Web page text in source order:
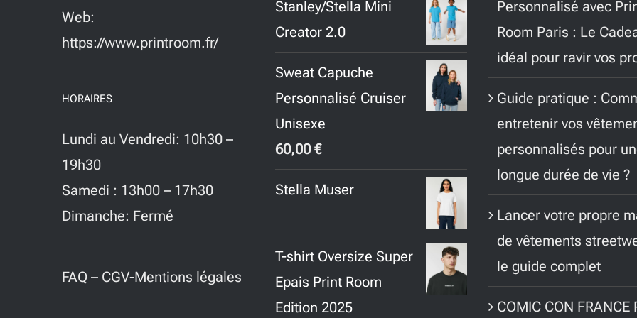
Web:
https://www.printroom.fr/
HORAIRES
Lundi au Vendredi: 10h30 –
19h30
Samedi : 13h00 – 17h30
Dimanche: Fermé
FAQ – CGV-Mentions légales
initial
était :
30,00 €.
actuel
25,00 €.
Stanley/Stella Mini
Creator 2.0
Sweat Capuche
Personnalisé Cruiser
Unisexe
60,00€
Stella Muser
T-shirt Oversize Super
Epais Print Room
Edition 2025
Personnalisé avec
Room Paris : Le
idéal pour ravir vos
Guide pratique :
entretenir vos
personnalisés pour
longue durée de vie ?
Lancer votre propre
de vêtements
le guide complet
COMIC CON FRANCE